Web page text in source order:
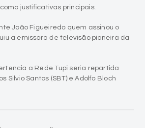
a emissora de televisão pioneira da
a Rede Tupi seria repartida
Silvio Santos (SBT) e Adolfo Bloch